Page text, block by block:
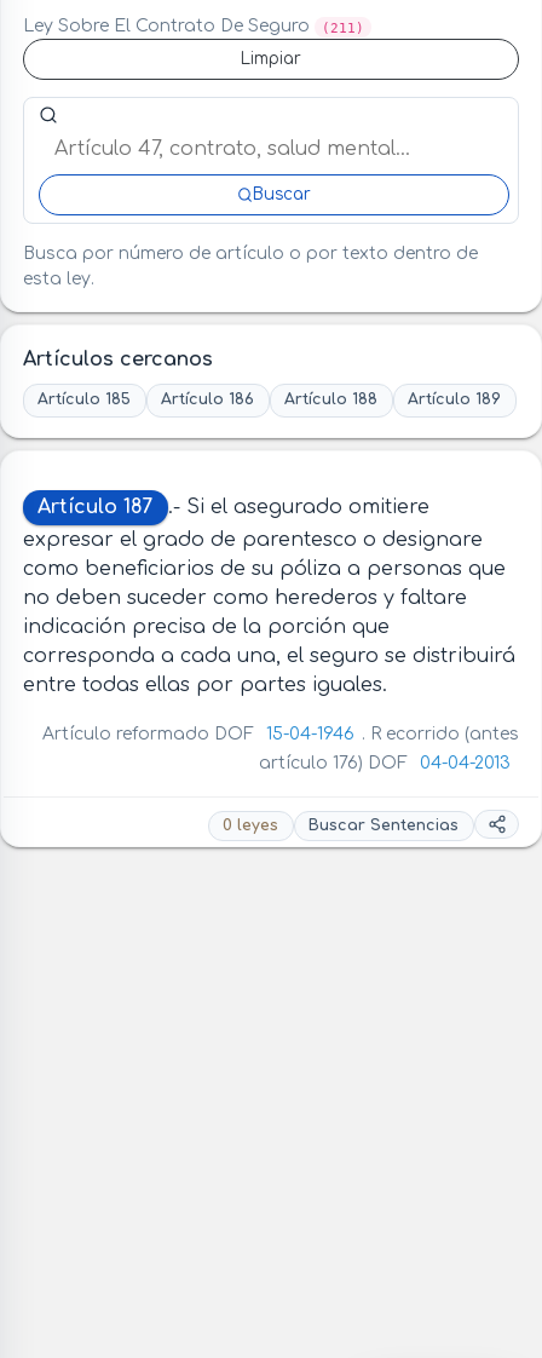
Ley Sobre El Contrato De Seguro (211)
Limpiar
Buscar artículo o término en esta ley
Buscar
Busca por número de artículo o por texto dentro de
esta ley.
Artículos cercanos
Artículo 185 Artículo 186 Artículo 188 Artículo 189
Artículo 187
.- Si el asegurado omitiere
expresar el grado de parentesco o designare
como beneficiarios de su póliza a personas que
no deben suceder como herederos y faltare
indicación precisa de la porción que
corresponda a cada una, el seguro se distribuirá
entre todas ellas por partes iguales.
Artículo reformado DOF 15-04-1946 . R ecorrido (antes
artículo 176) DOF
04-04-2013
0 leyes Buscar Sentencias